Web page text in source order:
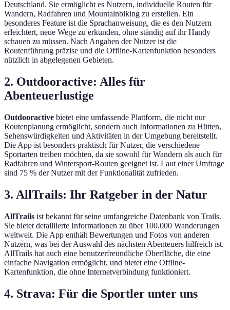
Deutschland. Sie ermöglicht es Nutzern, individuelle Routen für
Wandern, Radfahren und Mountainbiking zu erstellen. Ein
besonderes Feature ist die Sprachanweisung, die es den Nutzern
erleichtert, neue Wege zu erkunden, ohne ständig auf ihr Handy
schauen zu müssen. Nach Angaben der Nutzer ist die
Routenführung präzise und die Offline-Kartenfunktion besonders
nützlich in abgelegenen Gebieten.
2. Outdooractive: Alles für
Abenteuerlustige
Outdooractive bietet eine umfassende Plattform, die nicht nur
Routenplanung ermöglicht, sondern auch Informationen zu Hütten,
Sehenswürdigkeiten und Aktivitäten in der Umgebung bereitstellt.
Die App ist besonders praktisch für Nutzer, die verschiedene
Sportarten treiben möchten, da sie sowohl für Wandern als auch für
Radfahren und Wintersport-Routen geeignet ist. Laut einer Umfrage
sind 75 % der Nutzer mit der Funktionalität zufrieden.
3. AllTrails: Ihr Ratgeber in der Natur
AllTrails ist bekannt für seine umfangreiche Datenbank von Trails.
Sie bietet detaillierte Informationen zu über 100.000 Wanderungen
weltweit. Die App enthält Bewertungen und Fotos von anderen
Nutzern, was bei der Auswahl des nächsten Abenteuers hilfreich ist.
AllTrails hat auch eine benutzerfreundliche Oberfläche, die eine
einfache Navigation ermöglicht, und bietet eine Offline-
Kartenfunktion, die ohne Internetverbindung funktioniert.
4. Strava: Für die Sportler unter uns